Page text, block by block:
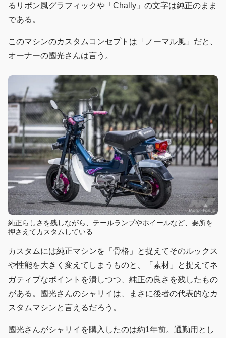
るリポン風グラフィックや「Chally」の文字は純正のまま
である。
このマシンのカスタムコンセプトは「ノーマル風」だと、
オーナーの國光さんは言う。
純正らしさを残しながら、テールランプやホイールなど、要所を
押さえてカスタムしている
カスタムには純正マシンを「骨格」と捉えてそのルックス
や性能を大きく変えてしまうものと、「素材」と捉えてネ
ガティブなポイントを潰しつつ、純正の良さを残したもの
がある。國光さんのシャリイは、まさに後者の代表的なカ
スタムマシンと言えるだろう。
國光さんがシャリイを購入したのは約1年前。通勤用とし